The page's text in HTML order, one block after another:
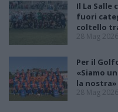
Il La Salle
fuori
coltello
28 Mag 2026
Per il
«Siamo
la nostra»
28 Mag 2026